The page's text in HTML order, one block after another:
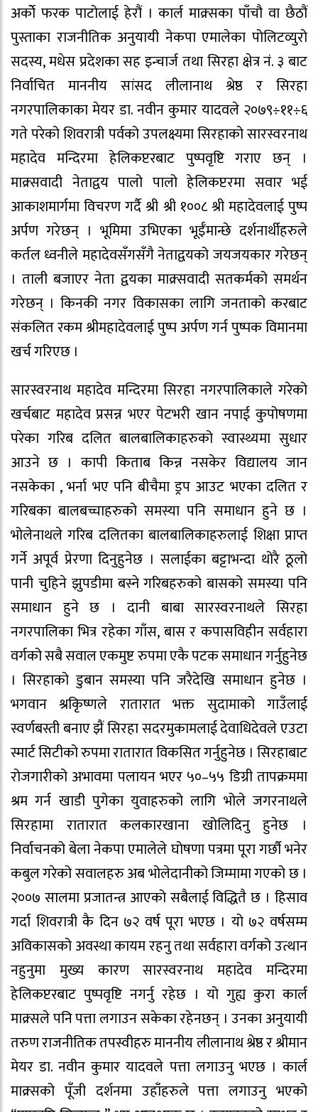
अर्कोे फरक पाटोलाई हेरौं । कार्ल माक्र्सका पाँचौ वा छैठौं
पुस्ताका राजनीतिक अनुयायी नेकपा एमालेका पोलिटव्युरो
सदस्य, मधेस प्रदेशका सह इन्चार्ज तथा सिरहा क्षेत्र नं. ३ बाट
निर्वाचित माननीय सांसद लीलानाथ श्रेष्ठ र सिरहा
नगरपालिकाका मेयर डा. नवीन कुमार यादवले २०७९÷११÷६
गते परेको शिवरात्री पर्वको उपलक्ष्यमा सिरहाको सारस्वरनाथ
महादेव मन्दिरमा हेलिकप्टरबाट पुष्पवृष्टि गराए छन् ।
माक्र्सवादी नेताद्वय पालो पालो हेलिकप्टरमा सवार भई
आकाशमार्गमा विचरण गर्दै श्री श्री १००८ श्री महादेवलाई पुष्प
अर्पण गरेछन् । भूमिमा उभिएका भूईँमान्छे दर्शनार्थीहरुले
कर्तल ध्वनीले महादेवसँगसँगै नेताद्वयको जयजयकार गरेछन्
। ताली बजाएर नेता द्वयका माक्र्सवादी सतकर्मको समर्थन
गरेछन् । किनकी नगर विकासका लागि जनताको करबाट
संकलित रकम श्रीमहादेवलाई पुष्प अर्पण गर्न पुष्पक विमानमा
खर्च गरिएछ ।
सारस्वरनाथ महादेव मन्दिरमा सिरहा नगरपालिकाले गरेको
खर्चबाट महादेव प्रसन्न भएर पेटभरी खान नपाई कुपोषणमा
परेका गरिब दलित बालबालिकाहरुको स्वास्थ्यमा सुधार
आउने छ । कापी किताब किन्न नसकेर विद्यालय जान
नसकेका , भर्ना भए पनि बीचैमा ड्रप आउट भएका दलित र
गरिबका बालबच्चाहरुको समस्या पनि समाधान हुने छ ।
भोलेनाथले गरिब दलितका बालबालिकाहरुलाई शिक्षा प्राप्त
गर्ने अपूर्व प्रेरणा दिनुहुनेछ । सलाईका बट्टाभन्दा थोरै ठूलो
पानी चुहिने झुपडीमा बस्ने गरिबहरुको बासको समस्या पनि
समाधान हुने छ । दानी बाबा सारस्वरनाथले सिरहा
नगरपालिका भित्र रहेका गाँस, बास र कपासविहीन सर्वहारा
वर्गको सबै सवाल एकमुष्ट रुपमा एकै पटक समाधान गर्नुहुनेछ
। सिरहाको डुबान समस्या पनि जरैदेखि समाधान हुनेछ ।
भगवान श्रकिृष्णले रातारात भक्त सुदामाको गाउँलाई
स्वर्णबस्ती बनाए झैं सिरहा सदरमुकामलाई देवाधिदेवले एउटा
स्मार्ट सिटीको रुपमा रातारात विकसित गर्नुहुनेछ । सिरहाबाट
रोजगारीको अभावमा पलायन भएर ५०–५५ डिग्री तापक्रममा
श्रम गर्न खाडी पुगेका युवाहरुको लागि भोले जगरनाथले
सिरहामा रातारात कलकारखाना खोलिदिनु हुनेछ ।
निर्वाचनको बेला नेकपा एमालेले घोषणा पत्रमा पूरा गर्छौ भनेर
कबुल गरेको सवालहरु अब भोलेदानीको जिम्मामा गएको छ ।
२००७ सालमा प्रजातन्त्र आएको सबैलाई विद्धितै छ । हिसाव
गर्दा शिवरात्री कै दिन ७२ वर्ष पूरा भएछ । यो ७२ वर्षसम्म
अविकासको अवस्था कायम रहनु तथा सर्वहारा वर्गको उत्थान
नहुनुमा मुख्य कारण सारस्वरनाथ महादेव मन्दिरमा
हेलिकप्टरबाट पुष्पवृष्टि नगर्नु रहेछ । यो गुह्य कुरा कार्ल
माक्र्सले पनि पत्ता लगाउन सकेका रहेनछन् । उनका अनुयायी
तरुण राजनीतिक तपस्वीहरु माननीय लीलानाथ श्रेष्ठ र श्रीमान
मेयर डा. नवीन कुमार यादवले पत्ता लगाउनु भएछ । कार्ल
माक्र्सको पूँजी दर्शनमा उहाँहरुले पत्ता लगाउनु भएको